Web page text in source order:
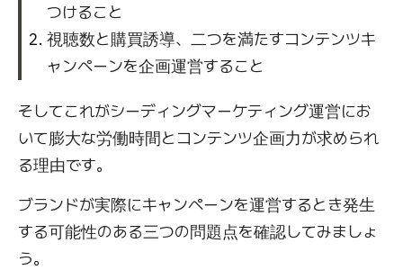
つけること
視聴数と購買誘導、二つを満たすコンテンツキ
ャンペーンを企画運営すること
そしてこれがシーディングマーケティング運営にお
いて膨大な労働時間とコンテンツ企画力が求められ
る理由です。
ブランドが実際にキャンペーンを運営するとき発生
する可能性のある三つの問題点を確認してみましょ
う。